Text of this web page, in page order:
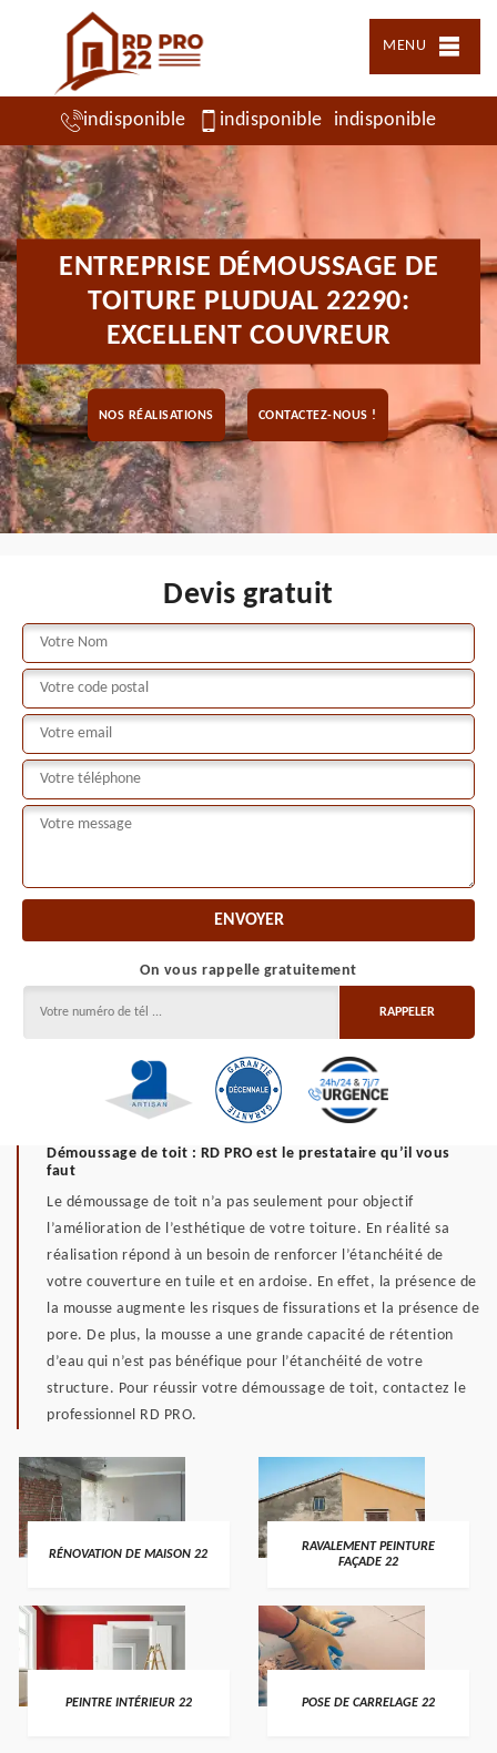
MENU
indisponible indisponible indisponible
ENTREPRISE DÉMOUSSAGE DE
TOITURE PLUDUAL 22290:
EXCELLENT COUVREUR
NOS RÉALISATIONS CONTACTEZ-NOUS !
Devis gratuit
On vous rappelle gratuitement
Démoussage de toit : RD PRO est le prestataire qu’il vous
faut
Le démoussage de toit n’a pas seulement pour objectif
l’amélioration de l’esthétique de votre toiture. En réalité sa
réalisation répond à un besoin de renforcer l’étanchéité de
votre couverture en tuile et en ardoise. En effet, la présence de
la mousse augmente les risques de fissurations et la présence de
pore. De plus, la mousse a une grande capacité de rétention
d’eau qui n’est pas bénéfique pour l’étanchéité de votre
structure. Pour réussir votre démoussage de toit, contactez le
professionnel RD PRO.
RÉNOVATION DE MAISON 22
RAVALEMENT PEINTURE
FAÇADE 22
PEINTRE INTÉRIEUR 22 POSE DE CARRELAGE 22